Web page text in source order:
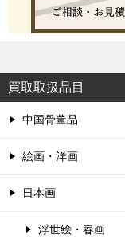
買取取扱品目
中国骨董品
絵画・洋画
日本画
浮世絵・春画